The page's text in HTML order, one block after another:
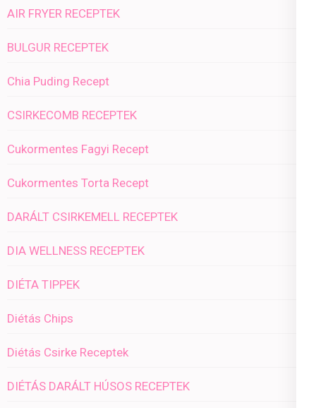
AIR FRYER RECEPTEK
BULGUR RECEPTEK
Chia Puding Recept
CSIRKECOMB RECEPTEK
Cukormentes Fagyi Recept
Cukormentes Torta Recept
DARÁLT CSIRKEMELL RECEPTEK
DIA WELLNESS RECEPTEK
DIÉTA TIPPEK
Diétás Chips
Diétás Csirke Receptek
DIÉTÁS DARÁLT HÚSOS RECEPTEK